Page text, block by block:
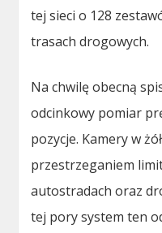
tej sieci o 128
trasach drogowych.
Na chwilę obecną
odcinkowy pomiar
pozycje. Kamery w
przestrzeganiem
autostradach oraz
tej pory system ten